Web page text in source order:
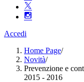
Accedi
Home Page/
Novità/
Prevenzione e
2015 - 2016